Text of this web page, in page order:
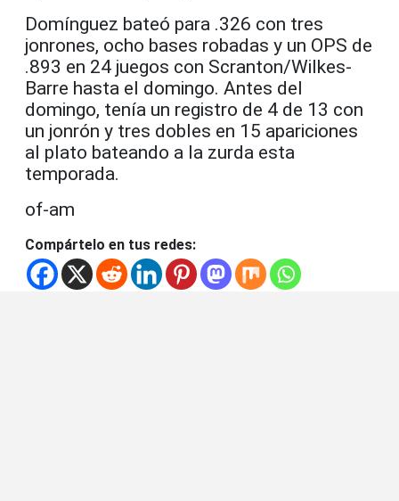
Domínguez bateó para .326 con tres
jonrones, ocho bases robadas y un OPS de
.893 en 24 juegos con Scranton/Wilkes-
Barre hasta el domingo. Antes del
domingo, tenía un registro de 4 de 13 con
un jonrón y tres dobles en 15 apariciones
al plato bateando a la zurda esta
temporada.
of-am
Compártelo en tus redes: